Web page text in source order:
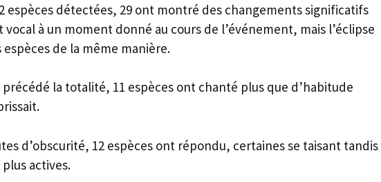
espèces détectées, 29 ont montré des changements significatifs
à un moment donné au cours de l’événement, mais l’éclipse
espèces de la même manière.
la totalité, 11 espèces ont chanté plus que d’habitude
d’obscurité, 12 espèces ont répondu, certaines se taisant tandis
actives.